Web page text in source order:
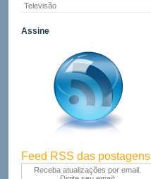
Televisão
Assine
Feed RSS das postagens
Receba atualizações por email.